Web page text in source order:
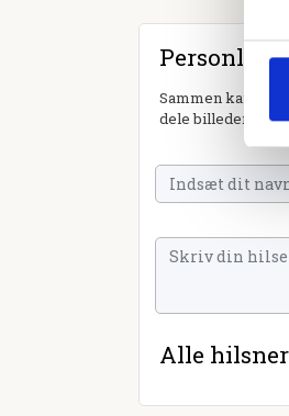
Personlig
Sammen kan vi
dele billeder og
Alle hilsner